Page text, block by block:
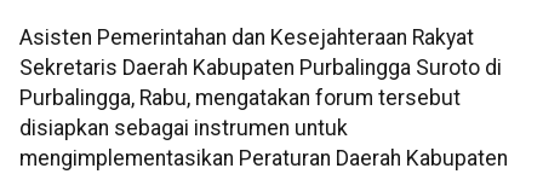
Asisten Pemerintahan dan Kesejahteraan Rakyat
Sekretaris Daerah Kabupaten Purbalingga Suroto di
Purbalingga, Rabu, mengatakan forum tersebut
disiapkan sebagai instrumen untuk
mengimplementasikan Peraturan Daerah Kabupaten